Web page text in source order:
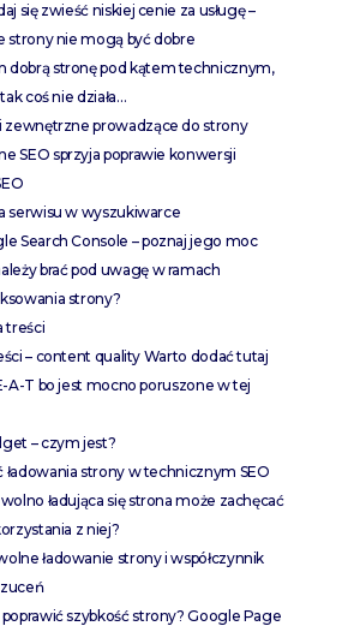
się zwieść niskiej cenie za usługę –
strony nie mogą być dobre
dobrą stronę pod kątem technicznym,
coś nie działa…
zewnętrzne prowadzące do strony
SEO sprzyja poprawie konwersji
serwisu w wyszukiwarce
Search Console – poznaj jego moc
brać pod uwagę w ramach
strony?
treści
– content quality Warto dodać tutaj
A-T bo jest mocno poruszone w tej
– czym jest?
ładowania strony w technicznym SEO
ładująca się strona może zachęcać
z niej?
ładowanie strony i współczynnik
poprawić szybkość strony? Google Page